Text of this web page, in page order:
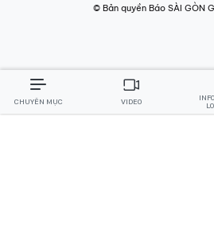
© Bản quyền Báo SÀI GÒN
CHUYÊN MỤC VIDEO